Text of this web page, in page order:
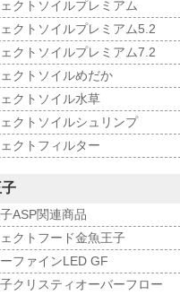
クトソイルプレミアム
クトソイルプレミアム5.2
クトソイルプレミアム7.2
クトソイルめだか
クトソイル水草
クトソイルシュリンプ
クトフィルター
ASP関連商品
クトフード金魚王子
ファインLED GF
クリスティオーバーフロー